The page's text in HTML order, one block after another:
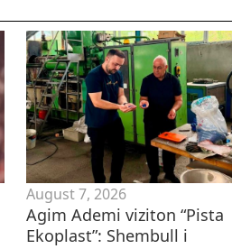
August 7, 2026
Agim Ademi viziton “Pista
Ekoplast”: Shembull i